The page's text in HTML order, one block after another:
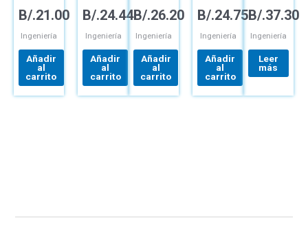
B/.21.00
Ingeniería
Añadir
al
carrito
DE
PRODUCTO
B/.24.44
Ingeniería
Añadir
al
carrito
INGENIERÍA
MÉTODOS
MEDICIÓN
DEL
TRABAJO
B/.26.20
Ingeniería
Añadir
al
carrito
PRÁCTICAS
LABORATORIO
B/.24.75
Ingeniería
Añadir
al
carrito
B/.37.30
Ingeniería
Leer
más